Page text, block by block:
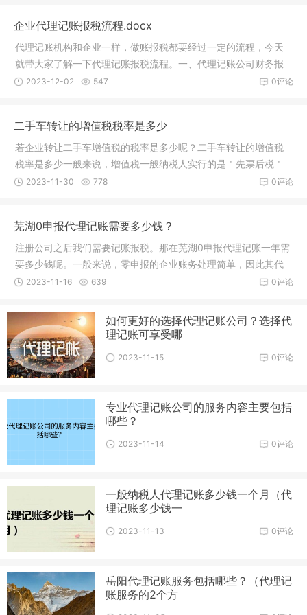
企业代理记账报税流程.docx
代理记账机构和企业一样，做账报税都要经过一定的流程，今天
就带大家了解一下代理记账报税流程。一、代理记账公司财务报
税流程地方政府申报的税款包括：营业税，城市建设税，教育费
0评论
2023-12-02 547
二手车转让的增值税税率是多少
若企业转让二手车增值税的税率是多少呢？二手车转让的增值税
税率是多少一般来说，增值税一般纳税人实行的是＂先票后税＂
的政策，即先申请开具二手车发票，然后在次月进行纳税申报．
0评论
2023-11-30 778
芜湖0申报代理记账需要多少钱？
注册公司之后我们需要记账报税。那在芜湖0申报代理记账一年需
要多少钱呢。一般来说，零申报的企业账务处理简单，因此其代
理记账费用一般较低，多为1500-3000元/年。不过，关于零申报
0评论
2023-11-16 639
如何更好的选择代理记账公司？选择代
理记账可享受哪
0评论
2023-11-15
专业代理记账公司的服务内容主要包括
哪些？
0评论
2023-11-14
一般纳税人代理记账多少钱一个月（代
理记账多少钱一
0评论
2023-11-13
岳阳代理记账服务包括哪些？（代理记
账服务的2个方